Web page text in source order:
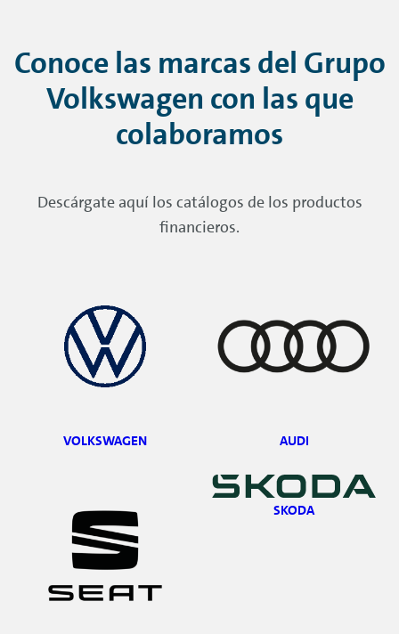
Conoce las marcas del Grupo
Volkswagen con las que
colaboramos
Descárgate aquí los catálogos de los productos
financieros.
VOLKSWAGEN AUDI
SKODA